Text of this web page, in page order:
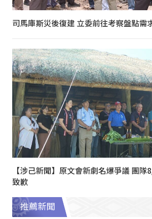
司馬庫斯災後復建 立委前往考察盤點需
【涉己新聞】原文會新劇名爆爭議 團
致歉
推薦新聞